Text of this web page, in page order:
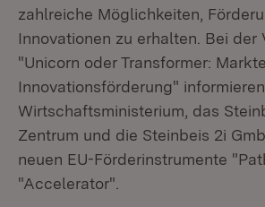
zahlreiche Möglichkeiten,
Innovationen zu erhalten. Bei der
"Unicorn oder Transformer:
Innovationsförderung"
Wirtschaftsministerium, das
Zentrum und die Steinbeis 2i
neuen EU-Förderinstrumente
"Accelerator".